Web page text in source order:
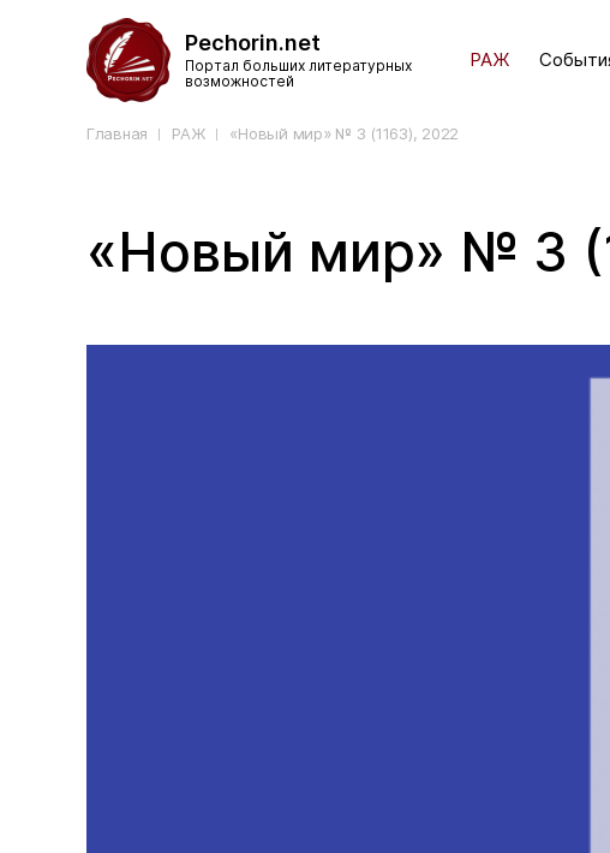
Pechorin.net
Портал больших литературных
возможностей
РАЖ
Главная РАЖ «Новый мир» № 3 (1163), 2022
«Новый мир» № 3